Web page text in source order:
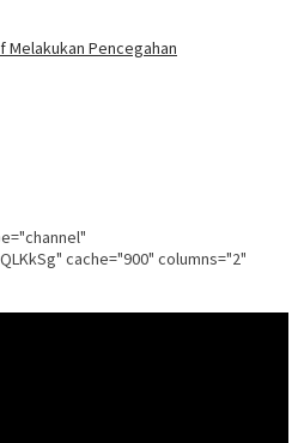
Melakukan Pencegahan
cache="900" columns="2"